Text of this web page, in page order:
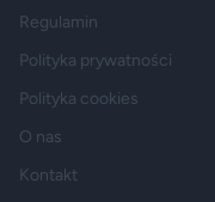
Regulamin
Polityka prywatności
Polityka cookies
O nas
Kontakt